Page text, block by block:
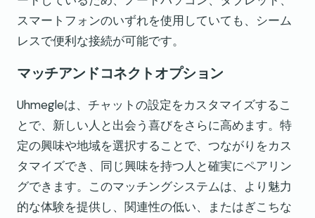
スマートフォンのいずれを使用していても、シーム
レスで便利な接続が可能です。
マッチアンドコネクトオプション
Uhmegleは、チャットの設定をカスタマイズするこ
とで、新しい人と出会う喜びをさらに高めます。特
定の興味や地域を選択することで、つながりをカス
タマイズでき、同じ興味を持つ人と確実にペアリン
グできます。このマッチングシステムは、より魅力
的な体験を提供し、関連性の低い、またはぎこちな